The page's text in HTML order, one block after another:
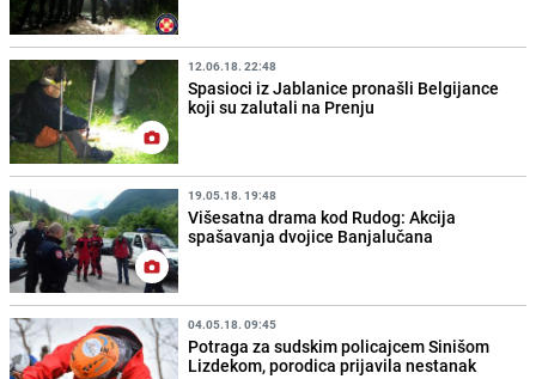
12.06.18. 22:48
Spasioci iz Jablanice pronašli Belgijance
koji su zalutali na Prenju
19.05.18. 19:48
Višesatna drama kod Rudog: Akcija
spašavanja dvojice Banjalučana
04.05.18. 09:45
Potraga za sudskim policajcem Sinišom
Lizdekom, porodica prijavila nestanak